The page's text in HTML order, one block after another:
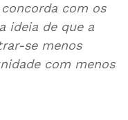
com os
ideia de que a
se menos
com menos